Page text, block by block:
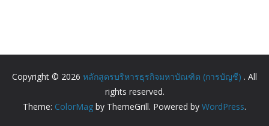
Copyright © 2026 หลักสูตรบริหารธุรกิจมหาบัณฑิต (การบัญชี) . All
rights reserved.
Theme: ColorMag by ThemeGrill. Powered by WordPress.